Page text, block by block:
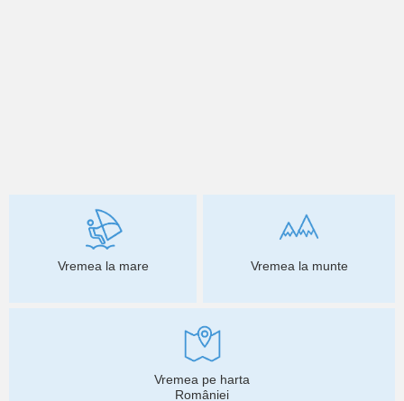
Vremea la mare Vremea la munte
Vremea pe harta
României